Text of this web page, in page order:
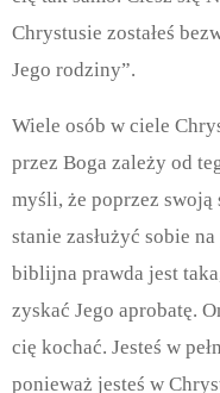
Chrystusie zostałeś
Jego rodziny”.
Wiele osób w ciele
przez Boga zależy od
myśli, że poprzez swoją
stanie zasłużyć sobie
biblijna prawda jest
zyskać Jego aprobatę.
cię kochać. Jesteś w
ponieważ jesteś w